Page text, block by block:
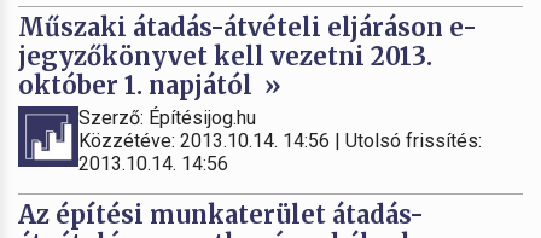
Műszaki átadás-átvételi eljáráson e-
jegyzőkönyvet kell vezetni 2013.
október 1. napjától »
Szerző: Építésijog.hu
Közzétéve: 2013.10.14. 14:56 | Utolsó frissítés:
2013.10.14. 14:56
Az építési munkaterület átadás-